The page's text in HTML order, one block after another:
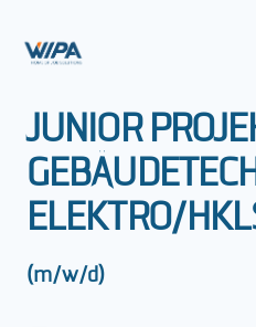
JUNIOR
ELEKTRO/
(m/w/d)